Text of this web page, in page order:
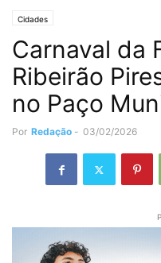
Cidades
Carnaval da
Ribeirão
no Paço
Por Redação - 03/02/2026